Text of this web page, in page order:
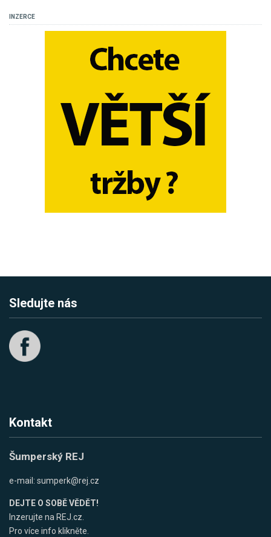
INZERCE
Sledujte nás
Kontakt
Šumperský REJ
e-mail: sumperk@rej.cz
DEJTE O SOBĚ VĚDĚT!
Inzerujte na REJ.cz.
Pro více info klikněte.